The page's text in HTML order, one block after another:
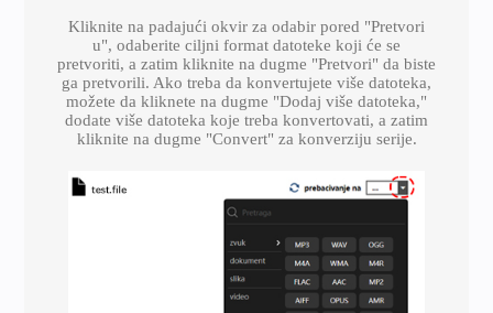
Kliknite na padajući okvir za odabir pored "Pretvori
u", odaberite ciljni format datoteke koji će se
pretvoriti, a zatim kliknite na dugme "Pretvori" da biste
ga pretvorili. Ako treba da konvertujete više datoteka,
možete da kliknete na dugme "Dodaj više datoteka,"
dodate više datoteka koje treba konvertovati, a zatim
kliknite na dugme "Convert" za konverziju serije.